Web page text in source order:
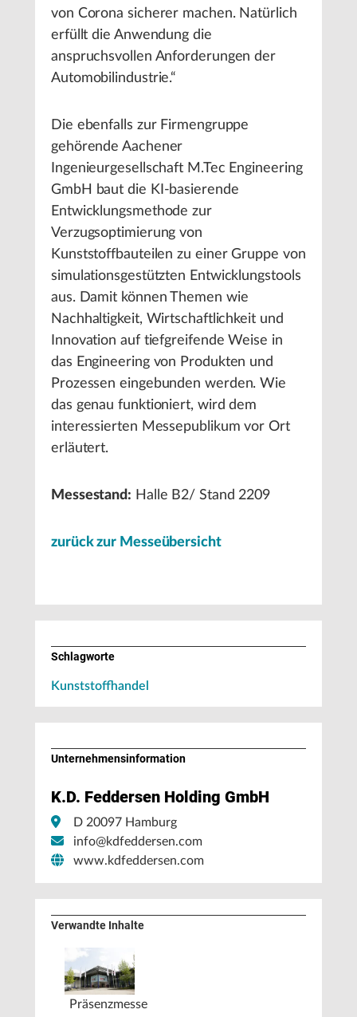
von Corona sicherer machen. Natürlich
erfüllt die Anwendung die
anspruchsvollen Anforderungen der
Automobilindustrie.“
Die ebenfalls zur Firmengruppe
gehörende Aachener
Ingenieurgesellschaft M.Tec Engineering
GmbH baut die KI-basierende
Entwicklungsmethode zur
Verzugsoptimierung von
Kunststoffbauteilen zu einer Gruppe von
simulationsgestützten Entwicklungstools
aus. Damit können Themen wie
Nachhaltigkeit, Wirtschaftlichkeit und
Innovation auf tiefgreifende Weise in
das Engineering von Produkten und
Prozessen eingebunden werden. Wie
das genau funktioniert, wird dem
interessierten Messepublikum vor Ort
erläutert.
Messestand: Halle B2/ Stand 2209
zurück zur Messeübersicht
Schlagworte
Kunststoffhandel
Unternehmens­information
K.D. Feddersen Holding GmbH
D 20097 Hamburg
info@kdfeddersen.com
www.kdfeddersen.com
Verwandte Inhalte
Präsenzmesse